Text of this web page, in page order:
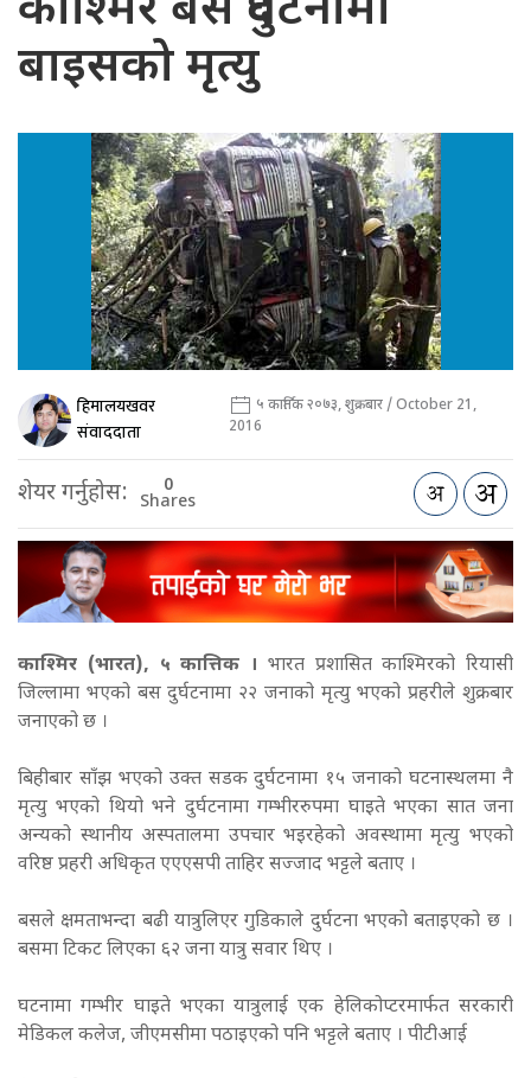
काश्मिर बस दुर्घटनामा
बाइसको मृत्यु
हिमालयखवर
संवाददाता
५ कार्तिक २०७३, शुक्रबार / October 21,
2016
शेयर गर्नुहोस: 0
Shares
काश्मिर (भारत), ५ कात्तिक । भारत प्रशासित काश्मिरको रियासी
जिल्लामा भएको बस दुर्घटनामा २२ जनाको मृत्यु भएको प्रहरीले शुक्रबार
जनाएको छ ।
बिहीबार साँझ भएको उक्त सडक दुर्घटनामा १५ जनाको घटनास्थलमा नै
मृत्यु भएको थियो भने दुर्घटनामा गम्भीररुपमा घाइते भएका सात जना
अन्यको स्थानीय अस्पतालमा उपचार भइरहेको अवस्थामा मृत्यु भएको
वरिष्ठ प्रहरी अधिकृत एएएसपी ताहिर सज्जाद भट्टले बताए ।
बसले क्षमताभन्दा बढी यात्रुलिएर गुडिकाले दुर्घटना भएको बताइएको छ ।
बसमा टिकट लिएका ६२ जना यात्रु सवार थिए ।
घटनामा गम्भीर घाइते भएका यात्रुलाई एक हेलिकोप्टरमार्फत सरकारी
मेडिकल कलेज, जीएमसीमा पठाइएको पनि भट्टले बताए । पीटीआई